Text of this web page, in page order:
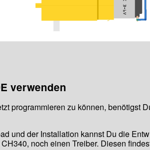
verwenden
programmieren zu können, benötigst
und der Installation kannst Du die
noch einen Treiber. Diesen